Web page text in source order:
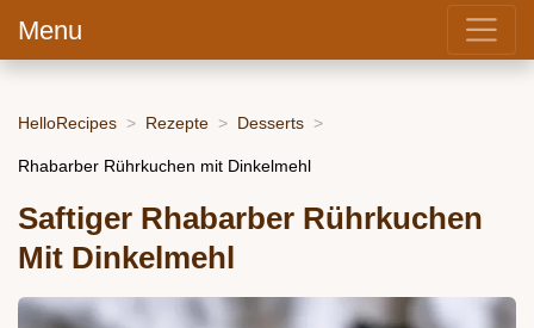
Menu
HelloRecipes Rezepte Desserts
Rhabarber Rührkuchen mit Dinkelmehl
Saftiger Rhabarber Rührkuchen
Mit Dinkelmehl